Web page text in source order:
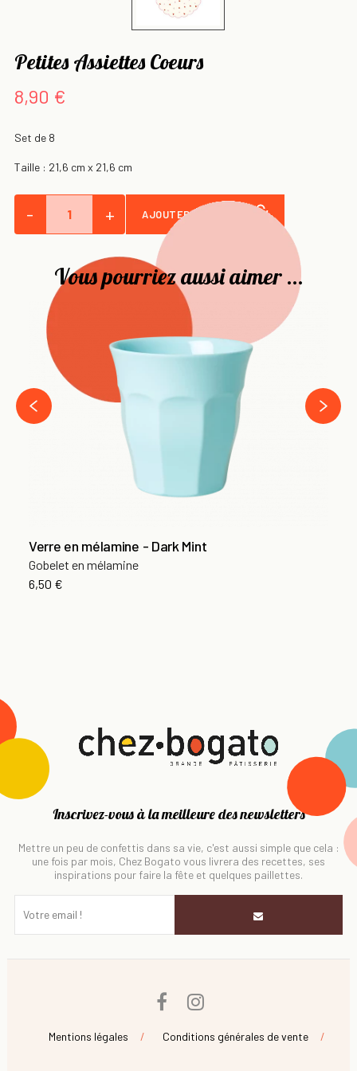
Petites Assiettes Coeurs
8,90 €
Set de 8
Taille : 21,6 cm x 21,6 cm
- + AJOUTER AU PANIER
Vous pourriez aussi aimer ...
Verre en mélamine - Dark Mint
Gobelet en mélamine
6,50 €
‹
›
Inscrivez-vous à la meilleure des newsletters
Mettre un peu de confettis dans sa vie, c'est aussi simple que cela :
une fois par mois, Chez Bogato vous livrera des recettes, ses
inspirations pour faire la fête et quelques paillettes.
Facebook
Mentions légales Conditions générales de vente